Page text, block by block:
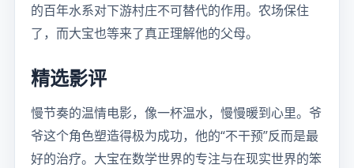
的百年水系对下游村庄不可替代的作用。农场保住
了，而大宝也等来了真正理解他的父母。
精选影评
慢节奏的温情电影，像一杯温水，慢慢暖到心里。爷
爷这个角色塑造得极为成功，他的“不干预”反而是最
好的治疗。大宝在数学世界的专注与在现实世界的笨